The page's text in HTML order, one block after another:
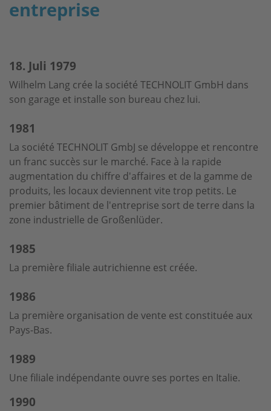
entreprise
18. Juli 1979
Wilhelm Lang crée la société TECHNOLIT GmbH dans
son garage et installe son bureau chez lui.
1981
La société TECHNOLIT GmbJ se développe et rencontre
un franc succès sur le marché. Face à la rapide
augmentation du chiffre d'affaires et de la gamme de
produits, les locaux deviennent vite trop petits. Le
premier bâtiment de l'entreprise sort de terre dans la
zone industrielle de Großenlüder.
1985
La première filiale autrichienne est créée.
1986
La première organisation de vente est constituée aux
Pays-Bas.
1989
Une filiale indépendante ouvre ses portes en Italie.
1990